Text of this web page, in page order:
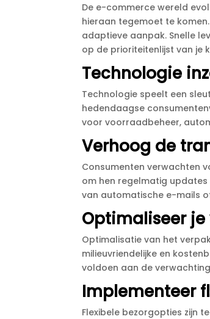
De e-commerce wereld
hieraan tegemoet te
adaptieve aanpak.​ Snelle
op de prioriteitenlijst van je
Technologie
Technologie speelt een
hedendaagse
voor voorraadbeheer,
Verhoog de
Consumenten verwachten
om hen regelmatig
van automatische e-mails
Optimaliseer
Optimalisatie van het
milieuvriendelijke en
voldoen aan de
Implementeer
Flexibele bezorgopties zijn